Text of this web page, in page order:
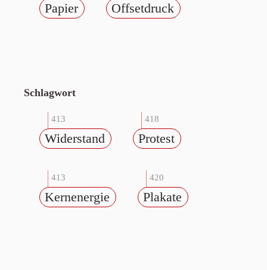
Papier Offsetdruck
Schlagwort
413
Widerstand
418
Protest
413
Kernenergie
420
Plakate